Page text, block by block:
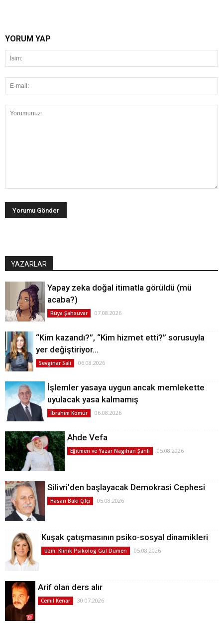
YORUM YAP
YAZARLAR
Yapay zeka doğal itimatla görüldü (mü
acaba?)
Rüya Şahsuvar 07.08.2026
“Kim kazandı?”, “Kim hizmet etti?” sorusuyla
yer değiştiriyor…
Sevginar Sali 06.08.2026
İşlemler yasaya uygun ancak memlekette
uyulacak yasa kalmamış
İbrahim Kömür 06.08.2026
Ahde Vefa
Eğitmen ve Yazar Nagihan Şanlı 05.08.2026
Silivri'den başlayacak Demokrasi Cephesi
Hasan Baki Çifçi 05.08.2026
Kuşak çatışmasının psiko-sosyal dinamikleri
Uzm. Klinik Psikolog Gül Dümen 05.08.2026
Arif olan ders alır
Cemil Kenar 30.07.2026